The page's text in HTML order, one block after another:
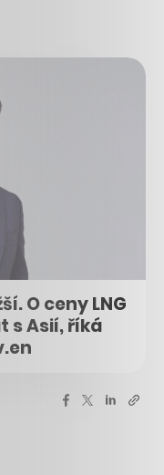
O ceny LNG
s Asií, říká